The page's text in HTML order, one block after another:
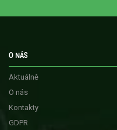
O NÁS
Aktuálně
O nás
Kontakty
GDPR